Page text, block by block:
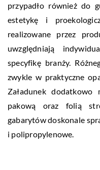
przypadło również do
estetykę i
realizowane przez
uwzględniają
specyfikę branży.
zwykle w praktyczne
Załadunek dodatkowo
pakową oraz folią
gabarytów doskonale
i polipropylenowe.